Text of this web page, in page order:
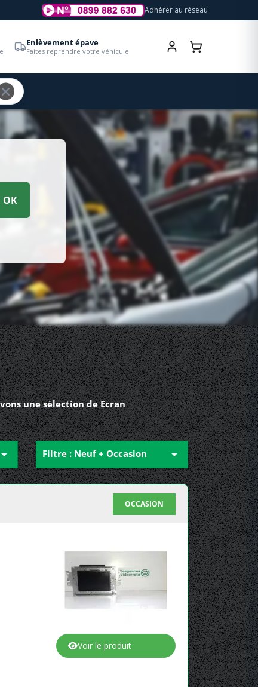
Adhérer au réseau
Enlèvement épave
Faites reprendre votre véhicule
OK
une sélection de Ecran
 Filtre : Neuf + Occasion 
OCCASION
Voir le produit